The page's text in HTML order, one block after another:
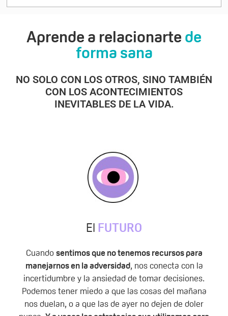
Aprende a relacionarte de
forma sana
NO SOLO CON LOS OTROS, SINO TAMBIÉN
CON LOS ACONTECIMIENTOS
INEVITABLES DE LA VIDA.
El FUTURO
Cuandosentimos que no tenemos recursos para
manejarnos en la adversidad, nos conecta con la
incertidumbre y la ansiedad de tomar decisiones.
Podemos tener miedo a que las cosas del mañana
nos duelan, o a que las de ayer no dejen de doler